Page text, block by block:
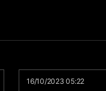
16/10/2023 05:22